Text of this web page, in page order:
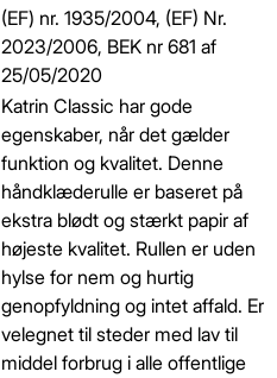
(EF) nr. 1935/2004, (EF) Nr.
2023/2006, BEK nr 681 af
25/05/2020
Katrin Classic har gode
egenskaber, når det gælder
funktion og kvalitet. Denne
håndklæderulle er baseret på
ekstra blødt og stærkt papir af
højeste kvalitet. Rullen er uden
hylse for nem og hurtig
genopfyldning og intet affald. Er
velegnet til steder med lav til
middel forbrug i alle offentlige